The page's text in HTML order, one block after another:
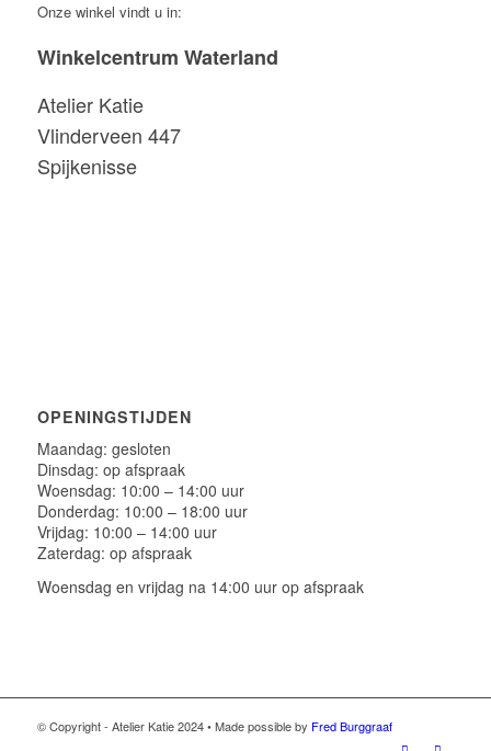
Onze winkel vindt u in:
Winkelcentrum Waterland
Atelier Katie
Vlinderveen 447
Spijkenisse
OPENINGSTIJDEN
Maandag: gesloten
Dinsdag: op afspraak
Woensdag: 10:00 – 14:00 uur
Donderdag: 10:00 – 18:00 uur
Vrijdag: 10:00 – 14:00 uur
Zaterdag: op afspraak
Woensdag en vrijdag na 14:00 uur op afspraak
© Copyright - Atelier Katie 2024 • Made possible by Fred Burggraaf